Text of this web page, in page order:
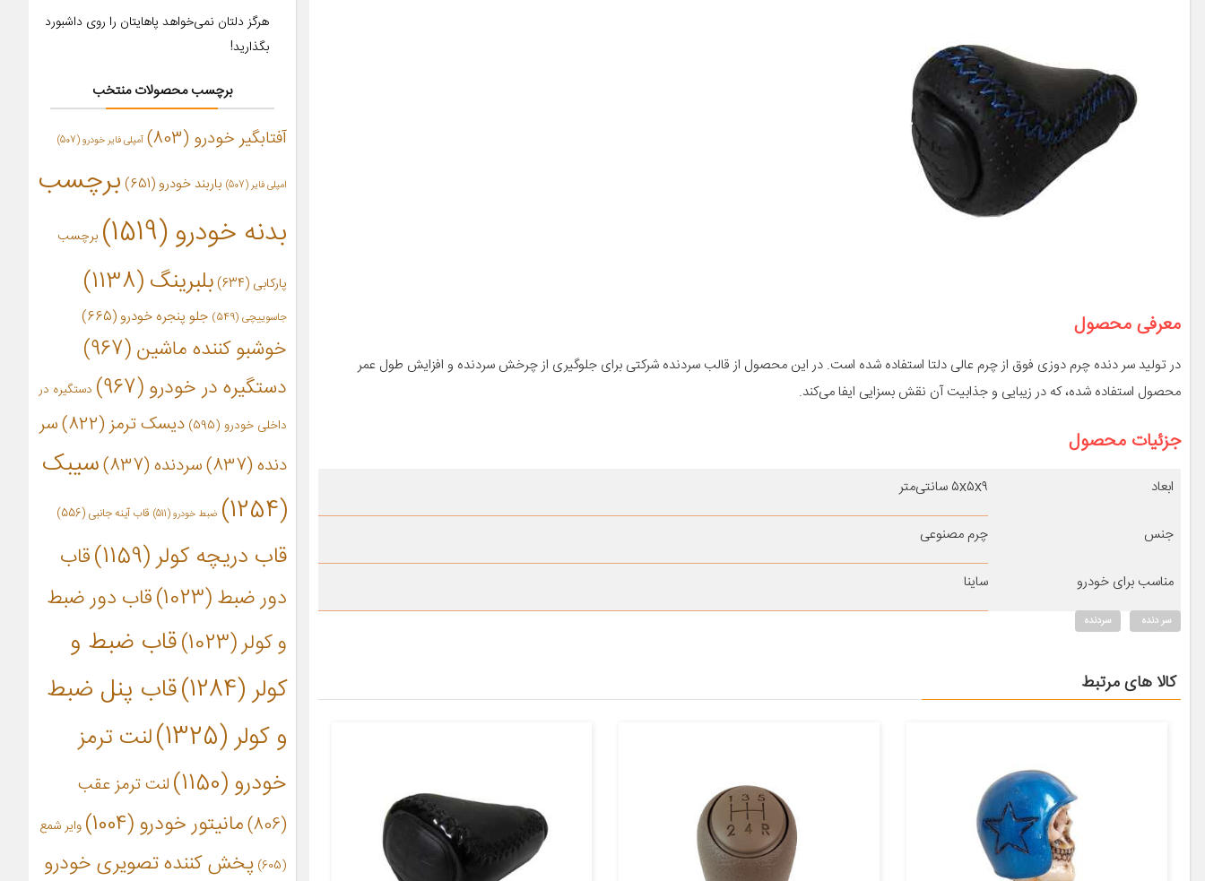
معرفی محصول
در تولید سر دنده چرم دوزی فوق از چرم عالی دلتا استفاده شده است. در این محصول از قالب سردنده شرکتی برای جلوگیری از چرخش سردنده و افزایش طول عمر
محصول استفاده شده، که در زیبایی و جذابیت آن نقش بسزایی ایفا می‌کند.
جزئیات محصول
ابعاد ۵x۵x۹ سانتی‌متر
جنس چرم مصنوعی
مناسب برای خودرو ساینا
سر دنده سردنده
کالا های مرتبط
هرگز دلتان نمی‌خواهد پاهایتان را روی داشبورد
بگذارید!
برچسب محصولات منتخب
آفتابگیر خودرو (803) آمپلی فایر خودرو(507)
امپلی فایر (507) باربند خودرو(651)
برچسب
بدنه خودرو(1519) برچسب
پارکابی (634) بلبرینگ(1138)
جاسوییچی (549) جلو پنجره خودرو (665)
خوشبو کننده ماشین(967)
دستگیره در خودرو(967)
دستگیره در
داخلی خودرو (595) دیسک ترمز(822)
سر
دنده(837) سردنده(837)
سیبک
(1254)
ضبط خودرو(511) قاب آینه جانبی (556)
قاب دریچه کولر(1159)
قاب
دور ضبط(1023)
قاب دور ضبط
و کولر(1023)
قاب ضبط و
کولر(1284)
قاب پنل ضبط
و کولر(1325)
لنت ترمز
خودرو(1150)
لنت ترمز عقب
(806)
مانیتور خودرو(1004)
وایر شمع
(605)
پخش کننده تصویری خودرو